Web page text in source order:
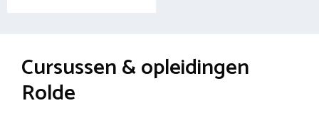
Cursussen & opleidingen
Rolde